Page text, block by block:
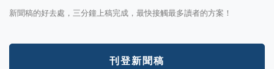
新聞稿的好去處，三分鐘上稿完成，最快接觸最多讀者的方案！
刊登新聞稿